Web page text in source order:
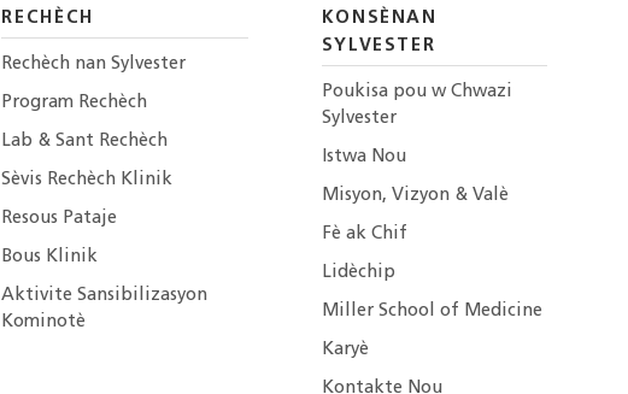
RECHÈCH
Rechèch nan Sylvester
Program Rechèch
Lab & Sant Rechèch
Sèvis Rechèch Klinik
Resous Pataje
Bous Klinik
Aktivite Sansibilizasyon
Kominotè
KONSÈNAN
SYLVESTER
Poukisa pou w Chwazi
Sylvester
Istwa Nou
Misyon, Vizyon & Valè
Fè ak Chif
Lidèchip
Miller School of Medicine
Karyè
Kontakte Nou